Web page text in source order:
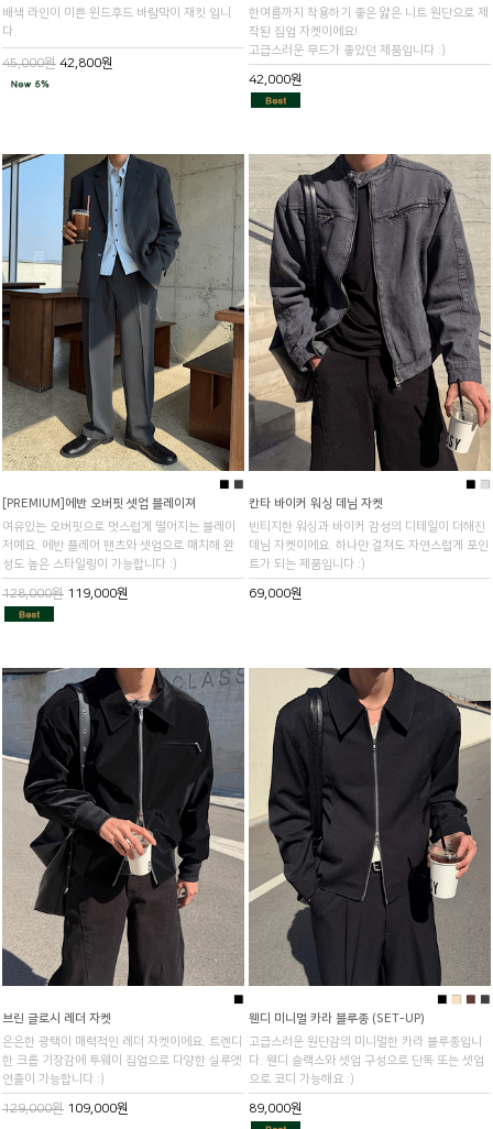
배색 라인이 이쁜 윈드후드 바람막이 재킷 입니
다.
45,000원 42,800원
한여름까지 착용하기 좋은 얇은 니트 원단으로 제
작된 집업 자켓이에요!
고급스러운 무드가 좋았던 제품입니다 :)
42,000원
[PREMIUM]에반 오버핏 셋업 블레이져
여유있는 오버핏으로 멋스럽게 떨어지는 블레이
저예요. 에반 플레어 팬츠와 셋업으로 매치해 완
성도 높은 스타일링이 가능합니다 :)
128,000원 119,000원
칸타 바이커 워싱 데님 자켓
빈티지한 워싱과 바이커 감성의 디테일이 더해진
데님 자켓이에요. 하나만 걸쳐도 자연스럽게 포인
트가 되는 제품입니다 :)
69,000원
■
브린 글로시 레더 자켓
은은한 광택이 매력적인 레더 자켓이에요. 트렌디
한 크롭 기장감에 투웨이 집업으로 다양한 실루엣
연출이 가능합니다 :)
129,000원 109,000원
■ ■ ■ ■
웬디 미니멀 카라 블루종 (SET-UP)
고급스러운 원단감의 미니멀한 카라 블루종입니
다. 웬디 슬랙스와 셋업 구성으로 단독 또는 셋업
으로 코디 가능해요 :)
89,000원